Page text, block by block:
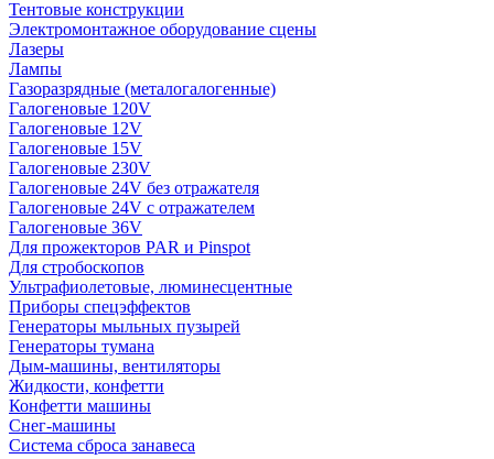
Тентовые конструкции
Электромонтажное оборудование сцены
Лазеры
Лампы
Газоразрядные (металогалогенные)
Галогеновые 120V
Галогеновые 12V
Галогеновые 15V
Галогеновые 230V
Галогеновые 24V без отражателя
Галогеновые 24V с отражателем
Галогеновые 36V
Для прожекторов PAR и Pinspot
Для стробоскопов
Ультрафиолетовые, люминесцентные
Приборы спецэффектов
Генераторы мыльных пузырей
Генераторы тумана
Дым-машины, вентиляторы
Жидкости, конфетти
Конфетти машины
Снег-машины
Система сброса занавеса